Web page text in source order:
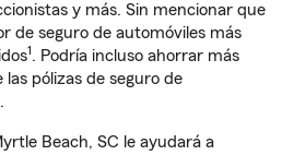
y más. Sin mencionar que
de seguro de automóviles más
1. Podría incluso ahorrar más
pólizas de seguro de
Beach, SC le ayudará a